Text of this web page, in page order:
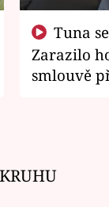
Zarazilo
smlouvě